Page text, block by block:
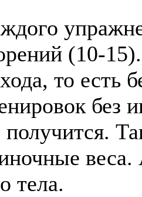
(10-
то есть
без
получится.
веса.
тела.